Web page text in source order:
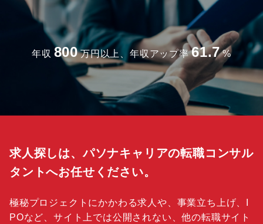
年収 800 万円以上、年収アップ率 61.7 %
求人探しは、パソナキャリアの転職コンサル
タントへお任せください。
極秘プロジェクトにかかわる求人や、事業立ち上げ、I
POなど、サイト上では公開されない、他の転職サイト